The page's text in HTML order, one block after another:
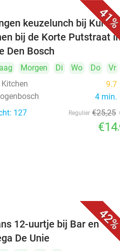
keuzelunch bij Kuro's
bij de Korte Putstraat in
Den Bosch
Morgen Di Wo Do
Vr
Kitchen
9.7
4 min.
127 Regulier €25,25
€14
12-uurtje bij Bar en
De Unie